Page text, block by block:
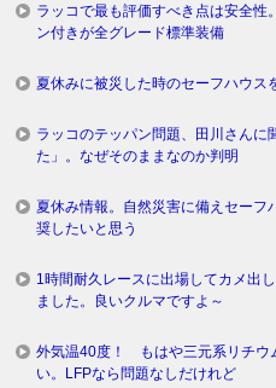
ラッコで最も評価すべき点は安全性
ン付きが全グレード標準装備
夏休みに被災した時のセーフハウス
ラッコのテッパン問題、田川さんに
た」。なぜそのままなのか判明
夏休み情報。自然災害に備えセー
奨したいと思う
1時間耐久レースに出場してカメ出
ました。良いクルマですよ～
外気温40度！ もはや三元系リチウ
い。LFPなら問題なしだけれど